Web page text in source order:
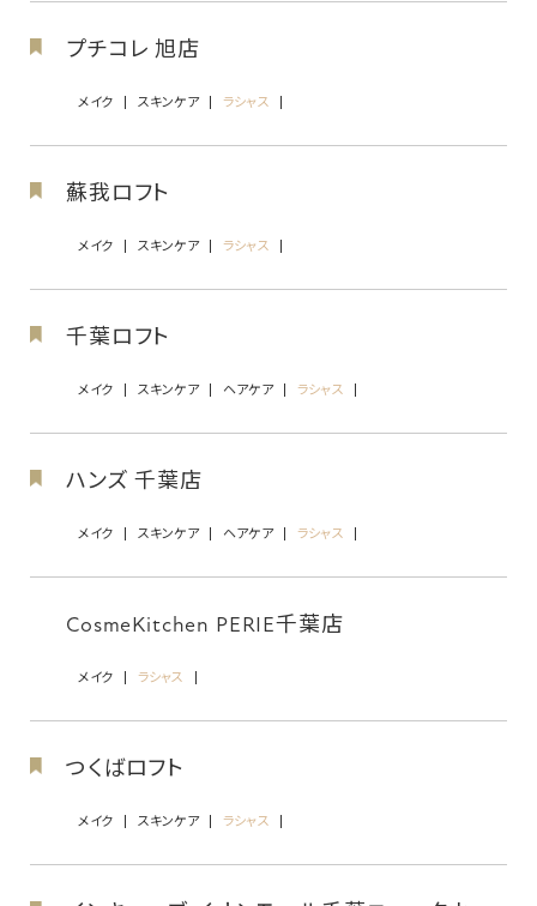
プチコレ 旭店
メイク スキンケア ラシャス
蘇我ロフト
メイク スキンケア ラシャス
千葉ロフト
メイク スキンケア ヘアケア ラシャス
ハンズ 千葉店
メイク スキンケア ヘアケア ラシャス
CosmeKitchen PERIE千葉店
メイク ラシャス
つくばロフト
メイク スキンケア ラシャス